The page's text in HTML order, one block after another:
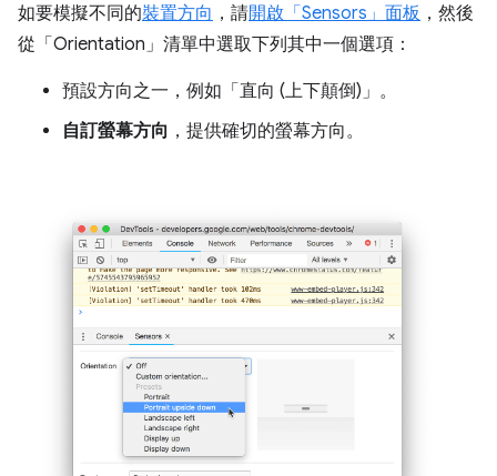
如要模擬不同的裝置方向 ，請開啟「Sensors」 面板 ，然後
從「Orientation」 清單中選取下列其中一個選項：
預設方向之一，例如「直向 (上下顛倒)」 。
自訂螢幕方向 ，提供確切的螢幕方向。